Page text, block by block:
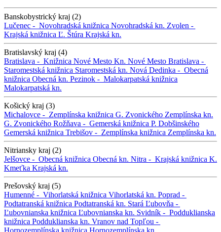
Banskobystrický kraj (2)
Lučenec - Novohradská knižnica Novohradská kn. Zvolen -
Krajská knižnica Ľ. Štúra Krajská kn.
Bratislavský kraj (4)
Bratislava - Knižnica Nové Mesto Kn. Nové Mesto Bratislava -
Staromestská knižnica Staromestská kn. Nová Dedinka - Obecná
knižnica Obecná kn. Pezinok - Malokarpatská knižnica
Malokarpatská kn.
Košický kraj (3)
Michalovce - Zemplínska knižnica G. Zvonického Zemplínska kn.
G. Zvonického Rožňava - Gemerská knižnica P. Dobšinského
Gemerská knižnica Trebišov - Zemplínska knižnica Zemplínska kn.
Nitriansky kraj (2)
Jelšovce - Obecná knižnica Obecná kn. Nitra - Krajská knižnica K.
Kmeťka Krajská kn.
Prešovský kraj (5)
Humenné - Vihorlatská knižnica Vihorlatská kn. Poprad -
Podtatranská knižnica Podtatranská kn. Stará Ľubovňa -
Ľubovnianska knižnica Ľubovnianska kn. Svidník - Podduklianska
knižnica Podduklianska kn. Vranov nad Topľou -
Hornozemplínska knižnica Hornozemplínska kn.